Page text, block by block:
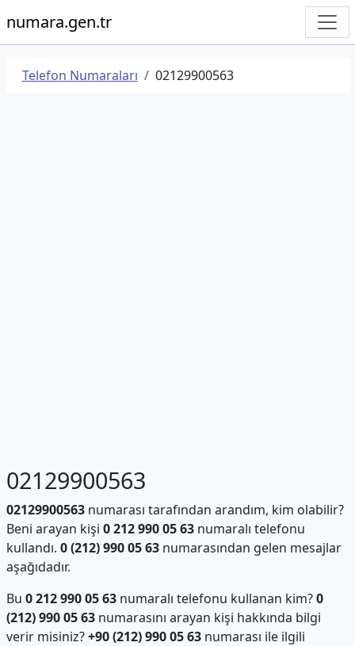
numara.gen.tr
Telefon Numaraları 02129900563
02129900563
02129900563numarası tarafından arandım, kim olabilir?
Beni arayan kişi 0 212 990 05 63numaralı telefonu
kullandı. 0 (212) 990 05 63numarasından gelen mesajlar
aşağıdadır.
Bu 0 212 990 05 63numaralı telefonu kullanan kim?0
(212) 990 05 63numarasını arayan kişi hakkında bilgi
verir misiniz?+90 (212) 990 05 63numarası ile ilgili